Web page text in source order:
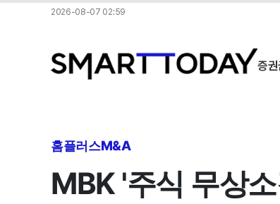
2026-08-07 02:59
증권
홈플러스M&A
MBK '주식 무상